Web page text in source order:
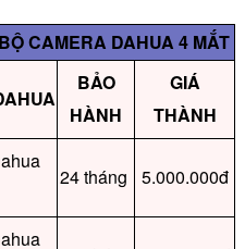
CAMERA DAHUA 4 MẮT
BẢO
HÀNH
GIÁ
THÀNH
24 tháng 5.000.000đ